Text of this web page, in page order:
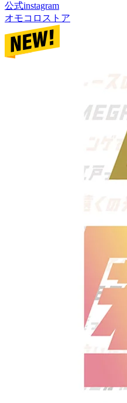
公式instagram
オモコロストア